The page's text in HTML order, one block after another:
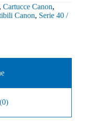
, Cartucce Canon,
Canon, Serie 40 /